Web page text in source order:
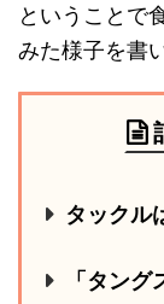
ということで
みた様子を書
タックル
「タン